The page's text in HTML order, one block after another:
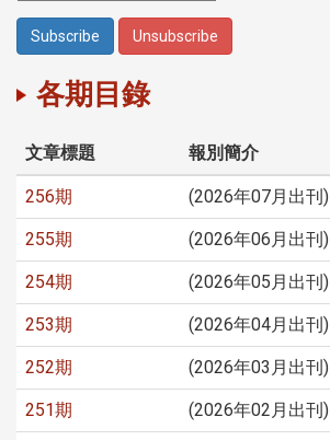
各期目錄
文章標題 報別簡介
256期 (2026年07月出刊)
255期 (2026年06月出刊)
254期 (2026年05月出刊)
253期 (2026年04月出刊)
252期 (2026年03月出刊)
251期 (2026年02月出刊)